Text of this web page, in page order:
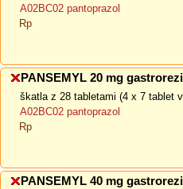
A02BC02 pantoprazol
Rp
PANSEMYL 20 mg
škatla z 28 tabletami (4 x 7 tablet
A02BC02 pantoprazol
Rp
PANSEMYL 40 mg